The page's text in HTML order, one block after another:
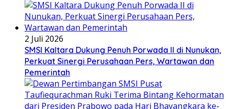
2 Juli 2026
SMSI Kaltara Dukung Penuh Porwada II di Nunukan,
Perkuat Sinergi Perusahaan Pers, Wartawan dan
Pemerintah